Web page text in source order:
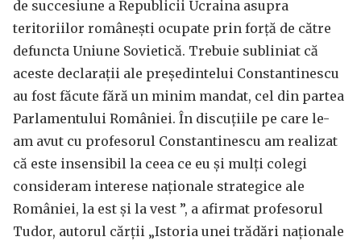
de succesiune a Republicii Ucraina asupra
teritoriilor românești ocupate prin forță de către
defuncta Uniune Sovietică. Trebuie subliniat că
aceste declarații ale președintelui Constantinescu
au fost făcute fără un minim mandat, cel din partea
Parlamentului României. În discuțiile pe care le-
am avut cu profesorul Constantinescu am realizat
că este insensibil la ceea ce eu și mulți colegi
consideram interese naționale strategice ale
României, la est și la vest ”, a afirmat profesorul
Tudor, autorul cărții „Istoria unei trădări naționale